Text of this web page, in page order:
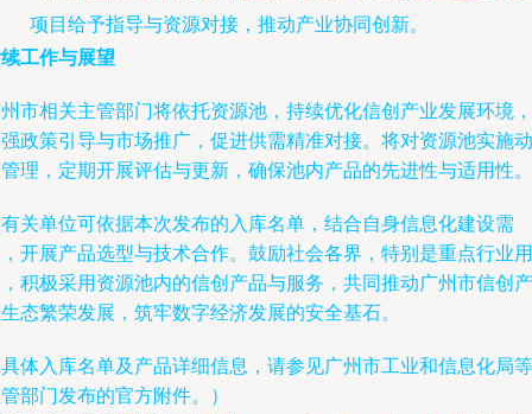
项目给予指导与资源对接，推动产业协同创新。
工作与展望
市相关主管部门将依托资源池，持续优化信创产业发展环境，
政策引导与市场推广，促进供需精准对接。将对资源池实施动
理，定期开展评估与更新，确保池内产品的先进性与适用性。
关单位可依据本次发布的入库名单，结合自身信息化建设需
开展产品选型与技术合作。鼓励社会各界，特别是重点行业用
积极采用资源池内的信创产品与服务，共同推动广州市信创产
态繁荣发展，筑牢数字经济发展的安全基石。
体入库名单及产品详细信息，请参见广州市工业和信息化局等
部门发布的官方附件。）